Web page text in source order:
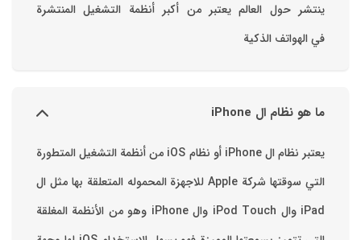
ينتشر حول العالم يعتبر من أكبر أنظمة التشغيل المنتشرة
في الهواتف الذكية
ما هو نظام ال iPhone
يعتبر نظام ال iPhone أو نظام iOS من أنظمة التشغيل المتطورة
التي سوقتها شركة Apple للاجهزة المحموله المتعلقة بها مثل ال
iPad وال iPod Touch وال iPhone وهو من الأنظمة المغلقة